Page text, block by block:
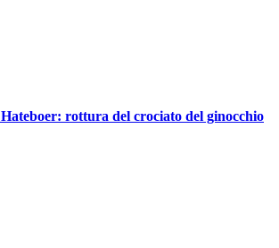
rottura del crociato del ginocchio